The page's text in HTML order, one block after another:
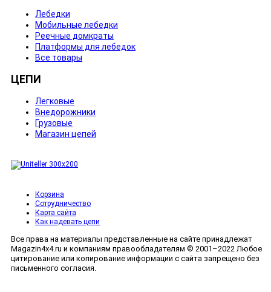
Лебедки
Мобильные лебедки
Реечные домкраты
Платформы для лебедок
Все товары
ЦЕПИ
Легковые
Внедорожники
Грузовые
Магазин цепей
Корзина
Сотрудничество
Карта сайта
Как надевать цепи
Все права на материалы представленные на сайте принадлежат
Magazin4x4.ru и компаниям правообладателям © 2001–2022 Любое
цитирование или копирование информации с сайта запрещено без
письменного согласия.